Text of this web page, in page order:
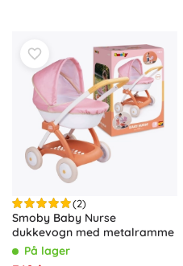
(2)
Smoby Baby Nurse
dukkevogn med metalramme
På lager